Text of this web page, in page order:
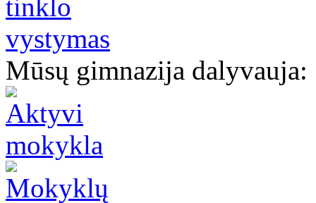
Mūsų gimnazija dalyvauja: